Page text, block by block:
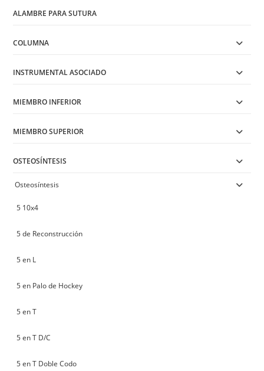
ALAMBRE PARA SUTURA
COLUMNA
INSTRUMENTAL ASOCIADO
MIEMBRO INFERIOR
MIEMBRO SUPERIOR
OSTEOSÍNTESIS
Osteosíntesis
5 10x4
5 de Reconstrucción
5 en L
5 en Palo de Hockey
5 en T
5 en T D/C
5 en T Doble Codo